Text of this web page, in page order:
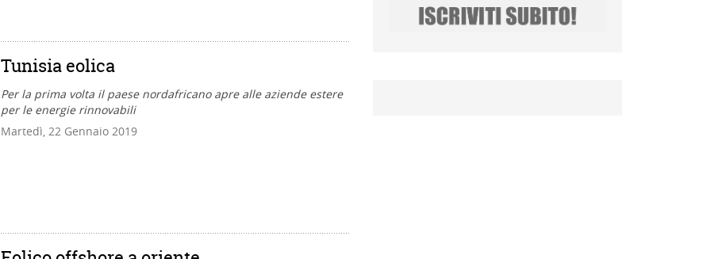
Tunisia eolica
Per la prima volta il paese nordafricano apre alle aziende estere
per le energie rinnovabili
Martedì, 22 Gennaio 2019